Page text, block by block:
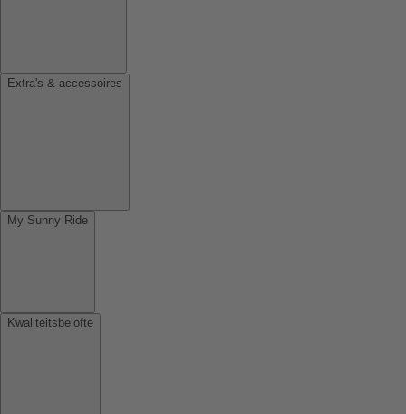
Extra's & accessoires
My Sunny Ride
Kwaliteitsbelofte